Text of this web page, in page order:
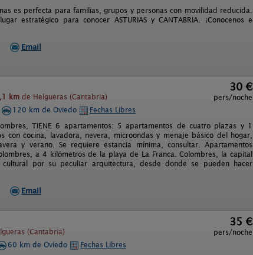
es perfecta para familias, grupos y personas con movilidad reducida.
estratégico para conocer ASTURIAS y CANTABRIA. ¡Conocenos e
Email
km de Helgueras (Cantabria)
30 €
pers/noche
120 km de Oviedo
Fechas Libres
TIENE 6 apartamentos: 5 apartamentos de cuatro plazas y 1
cocina, lavadora, nevera, microondas y menaje básico del hogar,
y verano. Se requiere estancia mínima, consultar. Apartamentos
a 4 kilómetros de la playa de La Franca. Colombres, la capital
por su peculiar arquitectura, desde donde se pueden hacer
Email
(Cantabria)
35 €
pers/noche
60 km de Oviedo
Fechas Libres